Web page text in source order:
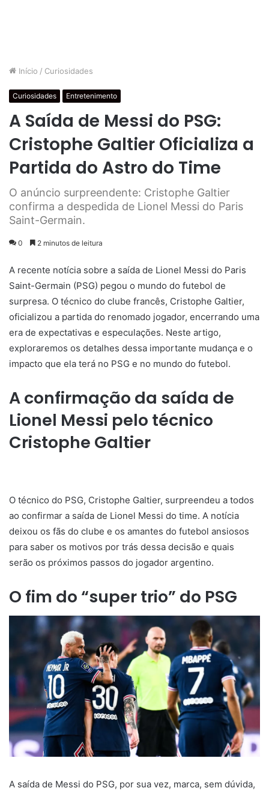
Início / Curiosidades
Curiosidades Entretenimento
A Saída de Messi do PSG:
Cristophe Galtier Oficializa a
Partida do Astro do Time
O anúncio surpreendente: Cristophe Galtier
confirma a despedida de Lionel Messi do Paris
Saint-Germain.
0 2 minutos de leitura
A recente notícia sobre a saída de Lionel Messi do Paris
Saint-Germain (PSG) pegou o mundo do futebol de
surpresa. O técnico do clube francês, Cristophe Galtier,
oficializou a partida do renomado jogador, encerrando uma
era de expectativas e especulações. Neste artigo,
exploraremos os detalhes dessa importante mudança e o
impacto que ela terá no PSG e no mundo do futebol.
A confirmação da saída de
Lionel Messi pelo técnico
Cristophe Galtier
O técnico do PSG, Cristophe Galtier, surpreendeu a todos
ao confirmar a saída de Lionel Messi do time. A notícia
deixou os fãs do clube e os amantes do futebol ansiosos
para saber os motivos por trás dessa decisão e quais
serão os próximos passos do jogador argentino.
O fim do “super trio” do PSG
A saída de Messi do PSG, por sua vez, marca, sem dúvida,